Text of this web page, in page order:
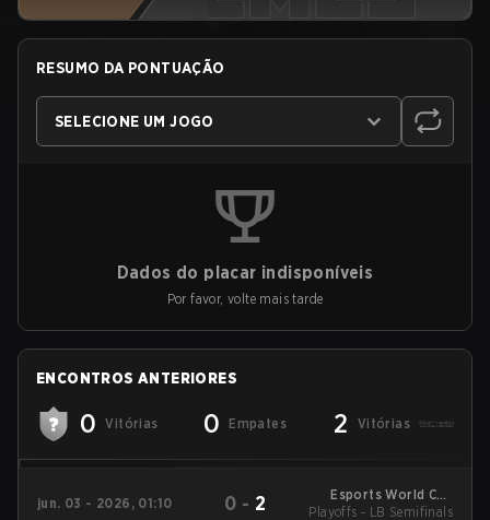
RESUMO DA PONTUAÇÃO
SELECIONE UM JOGO
Dados do placar indisponíveis
Por favor, volte mais tarde
ENCONTROS ANTERIORES
0 Vitórias 0 Empates 2 Vitórias
jun. 03 - 2026, 01:10 0 - 2
Esports World Cup
South America Closed
Playoffs - LB Semifinals